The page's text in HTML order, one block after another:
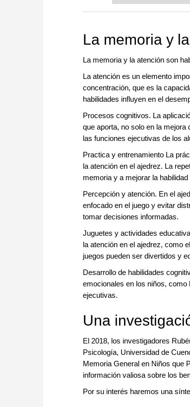
La memoria y
La memoria y la atención son
La atención es un elemento
concentración, que es la
habilidades influyen en el
Procesos cognitivos. La
que aporta, no solo en la
las funciones ejecutivas de los
Practica y entrenamiento La
la atención en el ajedrez. La
memoria y a mejorar la
Percepción y atención. En el
enfocado en el juego y evitar
tomar decisiones informadas.
Juguetes y actividades
la atención en el ajedrez, como
juegos pueden ser divertidos y
Desarrollo de habilidades
emocionales en los niños,
ejecutivas.
Una
El 2018, los investigadores
Psicología, Universidad de
Memoria General en Niños que
información valiosa sobre los
Por su interés haremos una